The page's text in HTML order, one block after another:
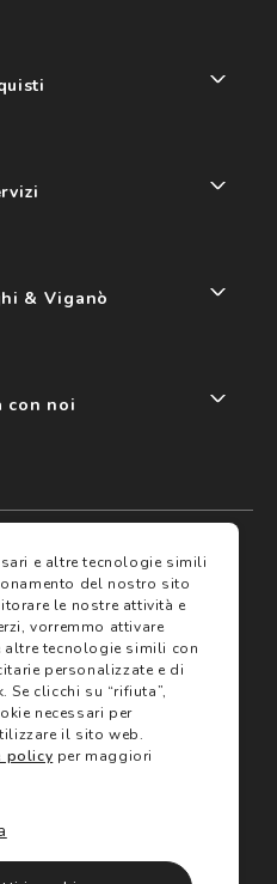
& Viganò
con noi
condizioni
di vendita
di sicurezza sui prodotti
sulla Privacy
cookie
e altre tecnologie simili
del nostro sito
le nostre attività e
vorremmo attivare
altre tecnologie simili con
personalizzate e di
Se clicchi su “rifiuta”,
necessari per
il sito web.
policy per maggiori